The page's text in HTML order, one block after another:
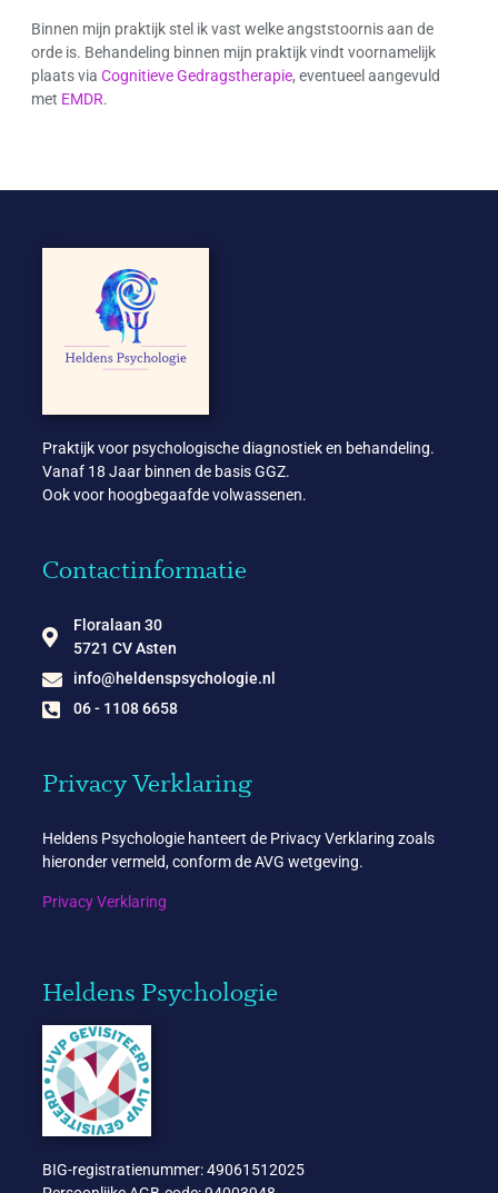
Binnen mijn praktijk stel ik vast welke angststoornis aan de
orde is. Behandeling binnen mijn praktijk vindt voornamelijk
plaats via Cognitieve Gedragstherapie, eventueel aangevuld
met EMDR.
Praktijk voor psychologische diagnostiek en behandeling.
Vanaf 18 Jaar binnen de basis GGZ.
Ook voor hoogbegaafde volwassenen.
Contactinformatie
Floralaan 30
5721 CV Asten
info@heldenspsychologie.nl
06 - 1108 6658
Privacy Verklaring
Heldens Psychologie hanteert de Privacy Verklaring zoals
hieronder vermeld, conform de AVG wetgeving.
Privacy Verklaring
Heldens Psychologie
BIG-registratienummer: 49061512025